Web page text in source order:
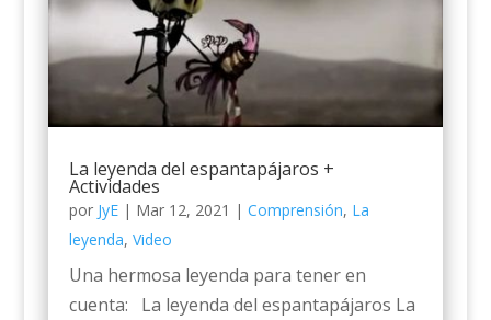
La leyenda del espantapájaros +
Actividades
por JyE| Mar 12, 2021 | Comprensión, La
leyenda, Video
Una hermosa leyenda para tener en
cuenta: La leyenda del espantapájaros La